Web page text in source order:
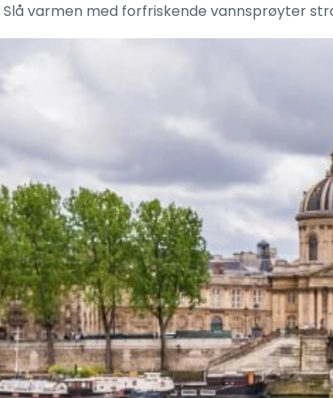
Slå varmen med forfriskende vannsprøyter